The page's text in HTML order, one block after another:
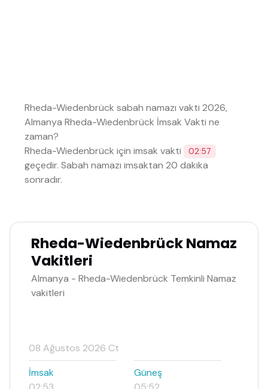
Rheda-Wiedenbrück sabah namazı vakti 2026,
Almanya Rheda-Wiedenbrück İmsak Vakti ne
zaman?
Rheda-Wiedenbrück için imsak vakti
02:57
geçedir. Sabah namazı imsaktan 20 dakika
sonradır.
Rheda-Wiedenbrück Namaz
Vakitleri
Almanya - Rheda-Wiedenbrück Temkinli Namaz
vakitleri
08 Ağustos 2026 Ct
İmsak
Güneş